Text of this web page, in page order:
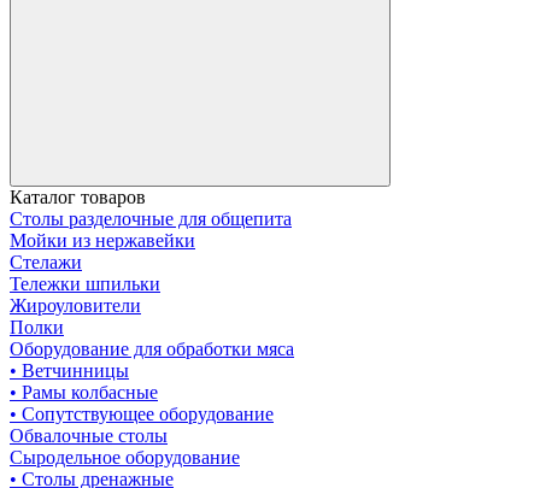
Каталог товаров
Столы разделочные для общепита
Мойки из нержавейки
Стелажи
Тележки шпильки
Жироуловители
Полки
Оборудование для обработки мяса
• Ветчинницы
• Рамы колбасные
• Сопутствующее оборудование
Обвалочные столы
Сыродельное оборудование
• Столы дренажные